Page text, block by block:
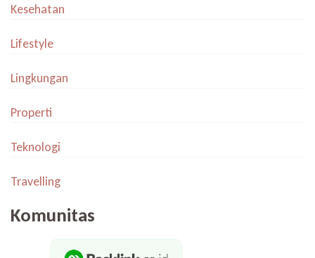
Kesehatan
Lifestyle
Lingkungan
Properti
Teknologi
Travelling
Komunitas